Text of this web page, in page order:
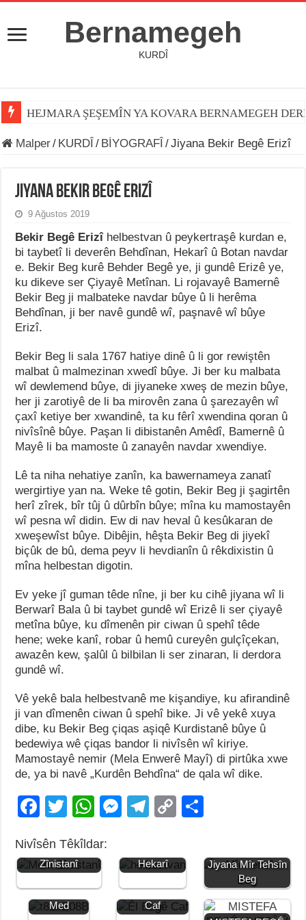
Bernamegeh
KURDÎ
HEJMARA ŞEŞEMÎN YA KOVARA BERNAMEGEH
Malper/ KURDÎ / BİYOGRAFÎ /Jiyana Bekir Begê Erizî
Jiyana Bekir Begê Erizî
9 Ağustos 2019
Bekir Begê Erizîhelbestvan û peykertraşê kurdan e,
bi taybetî li deverên Behdînan, Hekarî û Botan navdar
e. Bekir Beg kurê Behder Begê ye, ji gundê Erizê ye,
ku dikeve ser Çiyayê Metînan. Li rojavayê Bamernê
Bekir Beg ji malbateke navdar bûye û li herêma
Behdînan, ji ber navê gundê wî, paşnavê wî bûye
Erizî.
Bekir Beg li sala 1767 hatiye dinê û li gor rewiştên
malbat û malmezinan xwedî bûye. Ji ber ku malbata
wî dewlemend bûye, di jiyaneke xweş de mezin bûye,
her ji zarotiyê de li ba mirovên zana û şarezayên wî
çaxî ketiye ber xwandinê, ta ku fêrî xwendina qoran û
nivîsînê bûye. Paşan li dibistanên Amêdî, Bamernê û
Mayê li ba mamoste û zanayên navdar xwendiye.
Lê ta niha nehatiye zanîn, ka bawernameya zanatî
wergirtiye yan na. Weke tê gotin, Bekir Beg ji şagirtên
herî zîrek, bîr tûj û dûrbîn bûye; mîna ku mamostayên
wî pesna wî didin. Ew di nav heval û kesûkaran de
xweşewîst bûye. Dibêjin, hêşta Bekir Beg di jiyekî
biçûk de bû, dema peyv li hevdianîn û rêkdixistin û
mîna helbestan digotin.
Ev yeke jî guman têde nîne, ji ber ku cihê jiyana wî li
Berwarî Bala û bi taybet gundê wî Erizê li ser çiyayê
metîna bûye, ku dîmenên pir ciwan û spehî têde
hene; weke kanî, robar û hemû cureyên gulçîçekan,
awazên kew, şalûl û bilbilan li ser zinaran, li derdora
gundê wî.
Vê yekê bala helbestvanê me kişandiye, ku afirandinê
ji van dîmenên ciwan û spehî bike. Ji vê yekê xuya
dibe, ku Bekir Beg çiqas aşiqê Kurdistanê bûye û
bedewiya wê çiqas bandor li nivîsên wî kiriye.
Mamostayê nemir (Mela Enwerê Mayî) di pirtûka xwe
de, ya bi navê „Kurdên Behdîna“ de qala wî dike.
F
c
e
b
T
tt
er
W
at
s
A
M
e
n
T
gr
a
C
y
Li
e
Nivîsên Têkîldar:
Jiyana Mem
Zînistanî
Hekarî
Jiyana Mîr Tehsîn
Beg
Jiyana Mem
Med
Jiyana Êl Begê
Caf